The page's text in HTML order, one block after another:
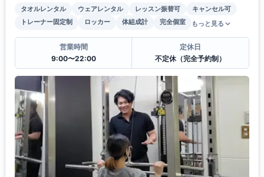
タオルレンタル ウェアレンタル レッスン振替可
キャンセル可
トレーナー固定制
ロッカー 体組成計 完全個室 もっと見る
営業時間
9:00〜22:00
定休日
不定休（完全予約制）